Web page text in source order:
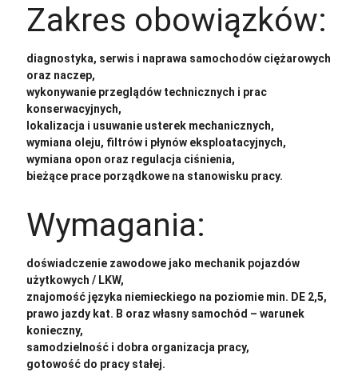
Zakres obowiązków:
diagnostyka, serwis i naprawa samochodów ciężarowych
oraz naczep,
wykonywanie przeglądów technicznych i prac
konserwacyjnych,
lokalizacja i usuwanie usterek mechanicznych,
wymiana oleju, filtrów i płynów eksploatacyjnych,
wymiana opon oraz regulacja ciśnienia,
bieżące prace porządkowe na stanowisku pracy.
Wymagania:
doświadczenie zawodowe jako mechanik pojazdów
użytkowych / LKW,
znajomość języka niemieckiego na poziomie min. DE 2,5,
prawo jazdy kat. B oraz własny samochód – warunek
konieczny,
samodzielność i dobra organizacja pracy,
gotowość do pracy stałej.